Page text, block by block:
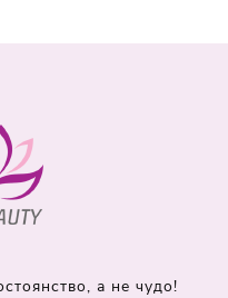
а не чудо!